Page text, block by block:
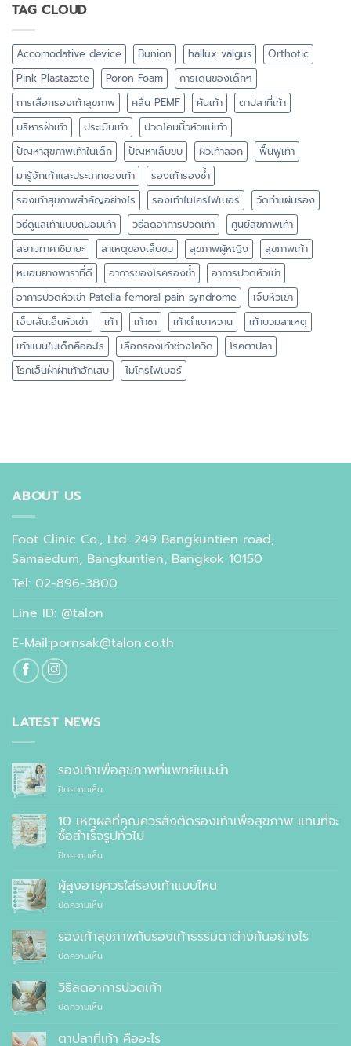
TAG CLOUD
Accomodative device Bunion hallux valgus
Orthotic
Pink Plastazote
Poron Foam
การเดินของเด็กๆ
การเลือกรองเท้าสุขภาพ
คลื่น PEMF คันเท้า
ตาปลาที่เท้า
บริหารฝ่าเท้า
ประเมินเท้า
ปวดโคนนิ้วหัวแม่เท้า
ปัญหาสุขภาพเท้าในเด็ก
ปัญหาเล็บขบ ผิวเท้าลอก
ฟื้นฟูเท้า
มารู้จักเท้าและประเภทของเท้า
รองเท้ารองช้ำ
รองเท้าสุขภาพสำคัญอย่างไร
รองเท้าไมโครไฟเบอร์
วัดทำแผ่นรอง
วิธีดูแลเท้าแบบถนอมเท้า
วิธีลดอาการปวดเท้า
ศูนย์สุขภาพเท้า
สยามทาคาชิมายะ
สาเหตุของเล็บขบ สุขภาพผู้หญิง
สุขภาพเท้า
หมอนยางพาราที่ดี
อาการของโรครองช้ำ
อาการปวดหัวเข่า
อาการปวดหัวเข่า Patella femoral pain syndrome
เจ็บหัวเข่า
เจ็บเส้นเอ็นหัวเข่า
เท้า เท้าชา เท้าดำเบาหวาน
เท้าบวมสาเหตุ
เท้าแบนในเด็กคืออะไร
เลือกรองเท้าช่วงโควิด
โรคตาปลา
โรคเอ็นฝ่าฝ่าเท้าอักเสบ
ไมโครไฟเบอร์
ABOUT US
Foot Clinic Co., Ltd. 249 Bangkuntien road,
Samaedum, Bangkuntien, Bangkok 10150
Tel: 02-896-3800
Line ID: @talon
E-Mail:pornsak@talon.co.th
LATEST NEWS
รองเท้าเพื่อสุขภาพที่แพทย์แนะนำ
ปิดความเห็นบน
เพื่อ
สุขภาพ
ที่
แพทย์
10 เหตุผลที่คุณควรสั่งตัดรองเท้าเพื่อสุขภาพ แทนที่จะ
ซื้อสำเร็จรูปทั่วไป
ปิดความเห็นบน
เหตุผล
คุณ
สั่ง
ตัด
รองเท้า
สุขภาพ
สำเร็จรูป
ผู้สูงอายุควรใส่รองเท้าแบบไหน
ปิดความเห็นบน
สูง
อายุ
ควร
รองเท้า
ไหน
รองเท้าสุขภาพกับรองเท้าธรรมดาต่างกันอย่างไร
ปิดความเห็นบน
สุขภาพ
กับ
รองเท้า
ต่าง
วิธีลดอาการปวดเท้า
ปิดความเห็นบน
ลด
ตาปลาที่เท้า คืออะไร